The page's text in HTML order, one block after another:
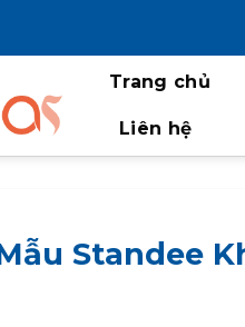
Trang chủ
Liên hệ
Standee